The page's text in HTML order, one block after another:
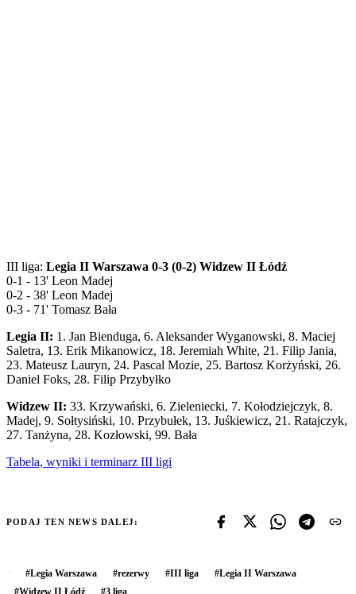
III liga: Legia II Warszawa 0-3 (0-2) Widzew II Łódź
0-1 - 13' Leon Madej
0-2 - 38' Leon Madej
0-3 - 71' Tomasz Bała
Legia II: 1. Jan Bienduga, 6. Aleksander Wyganowski, 8. Maciej
Saletra, 13. Erik Mikanowicz, 18. Jeremiah White, 21. Filip Jania,
23. Mateusz Lauryn, 24. Pascal Mozie, 25. Bartosz Korżyński, 26.
Daniel Foks, 28. Filip Przybyłko
Widzew II: 33. Krzywański, 6. Zieleniecki, 7. Kołodziejczyk, 8.
Madej, 9. Sołtysiński, 10. Przybułek, 13. Juśkiewicz, 21. Ratajczyk,
27. Tanżyna, 28. Kozłowski, 99. Bała
Tabela, wyniki i terminarz III ligi
PODAJ TEN NEWS DALEJ:
#Legia Warszawa #rezerwy #III liga #Legia II Warszawa
#Widzew II Łódź #3 liga